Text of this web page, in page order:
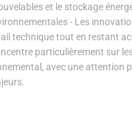
et le stockage
- Les
technique tout en restant
particulièrement sur
avec une attention